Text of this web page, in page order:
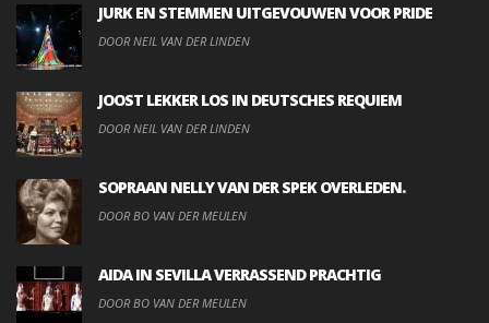
JURK EN STEMMEN UITGEVOUWEN VOOR PRIDE
DOOR NEIL VAN DER LINDEN
JOOST LEKKER LOS IN DEUTSCHES REQUIEM
DOOR NEIL VAN DER LINDEN
SOPRAAN NELLY VAN DER SPEK OVERLEDEN.
DOOR BO VAN DER MEULEN
AIDA IN SEVILLA VERRASSEND PRACHTIG
DOOR BO VAN DER MEULEN